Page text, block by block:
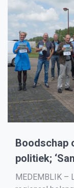
Boodschap
politiek;
MEDEMBLIK –